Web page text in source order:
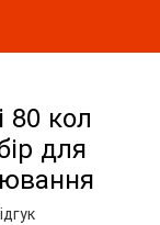
80 кол
для